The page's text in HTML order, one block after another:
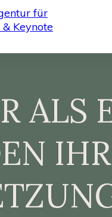
ALS